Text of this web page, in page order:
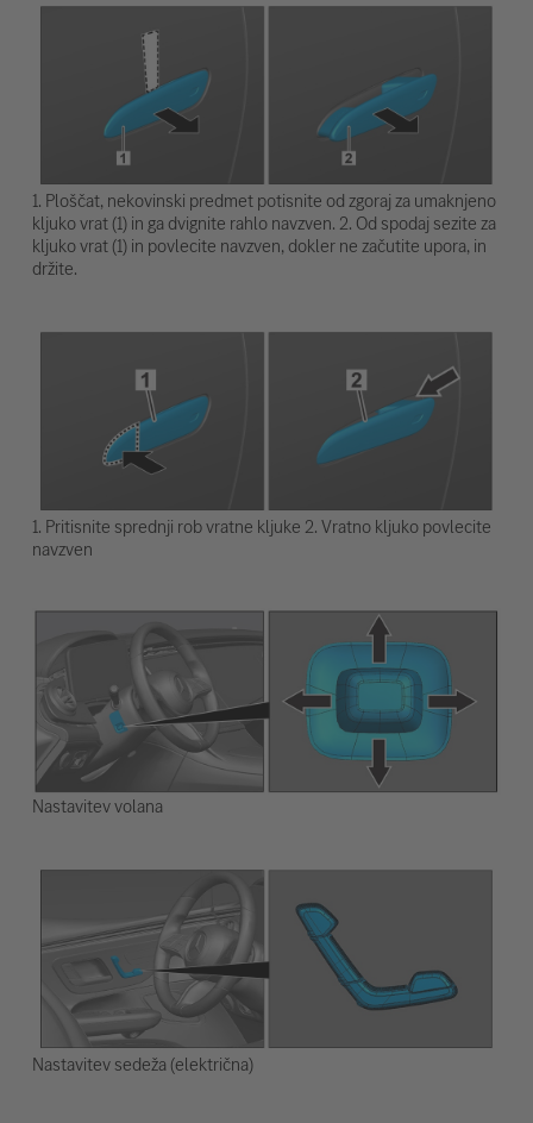
1. Ploščat, nekovinski predmet potisnite od zgoraj za umaknjeno
kljuko vrat (1) in ga dvignite rahlo navzven. 2. Od spodaj sezite za
kljuko vrat (1) in povlecite navzven, dokler ne začutite upora, in
držite.
1. Pritisnite sprednji rob vratne kljuke 2. Vratno kljuko povlecite
navzven
Nastavitev volana
Nastavitev sedeža (električna)